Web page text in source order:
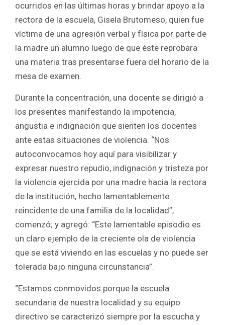
ocurridos en las últimas horas y brindar apoyo a la
rectora de la escuela, Gisela Brutomeso, quien fue
víctima de una agresión verbal y física por parte de
la madre un alumno luego de que éste reprobara
una materia tras presentarse fuera del horario de la
mesa de examen.
Durante la concentración, una docente se dirigió a
los presentes manifestando la impotencia,
angustia e indignación que sienten los docentes
ante estas situaciones de violencia. “Nos
autoconvocamos hoy aquí para visibilizar y
expresar nuestro repudio, indignación y tristeza por
la violencia ejercida por una madre hacia la rectora
de la institución, hecho lamentablemente
reincidente de una familia de la localidad”,
comenzó; y agregó: “Este lamentable episodio es
un claro ejemplo de la creciente ola de violencia
que se está viviendo en las escuelas y no puede ser
tolerada bajo ninguna circunstancia”.
“Estamos conmovidos porque la escuela
secundaria de nuestra localidad y su equipo
directivo se caracterizó siempre por la escucha y